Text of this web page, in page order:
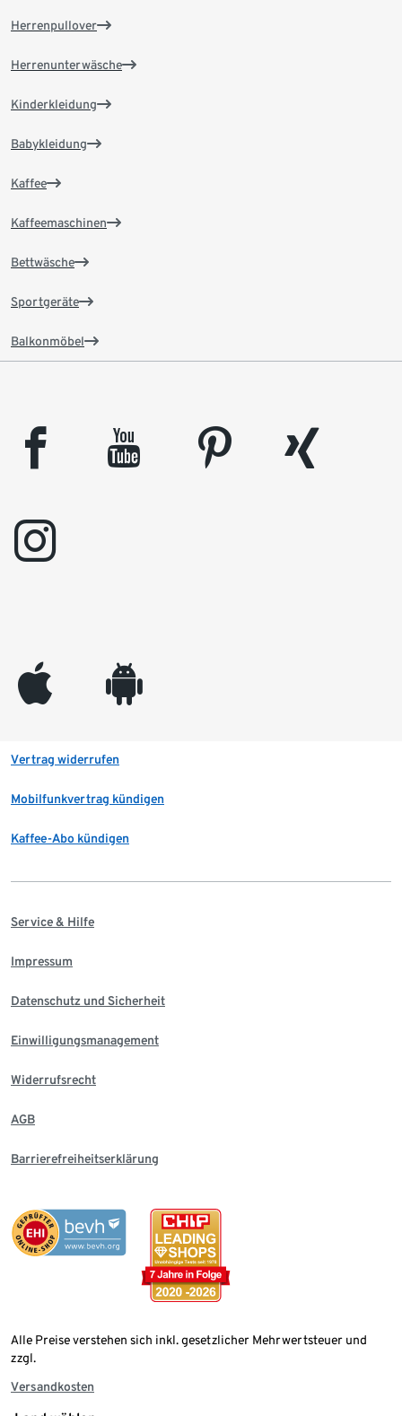
Herrenpullover
Herrenunterwäsche
Kinderkleidung
Babykleidung
Kaffee
Kaffeemaschinen
Bettwäsche
Sportgeräte
Balkonmöbel
facebook youtube pinterest
xing
instagram
appleinc android
Vertrag widerrufen
Mobilfunkvertrag kündigen
Kaffee-Abo kündigen
Service & Hilfe
Impressum
Datenschutz und Sicherheit
Einwilligungsmanagement
Widerrufsrecht
AGB
Barrierefreiheitserklärung
Alle Preise verstehen sich inkl. gesetzlicher Mehrwertsteuer und
zzgl.
Versandkosten